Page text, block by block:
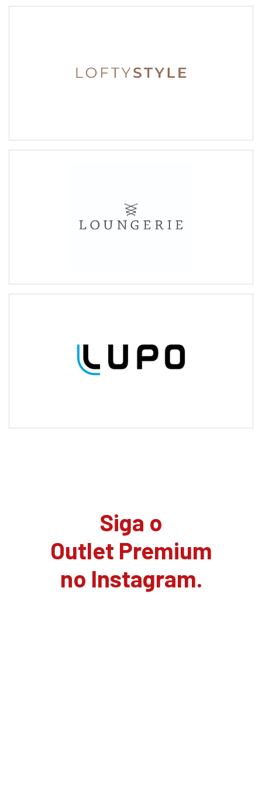
Siga o
Outlet Premium
no Instagram.